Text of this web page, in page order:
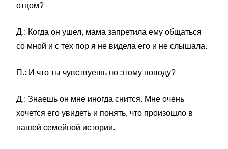
отцом?
Д.: Когда он ушел, мама запретила ему общаться
со мной и с тех пор я не видела его и не слышала.
П.: И что ты чувствуешь по этому поводу?
Д.: Знаешь он мне иногда снится. Мне очень
хочется его увидеть и понять, что произошло в
нашей семейной истории.